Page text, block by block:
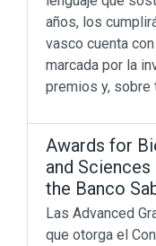
años, los
vasco cuenta
marcada por la
premios y, sobre
Awards for
and Sciences
the Banco
Las Advanced
que otorga el